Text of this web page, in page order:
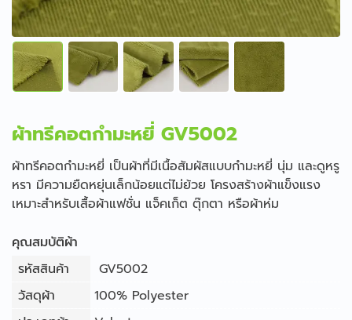
ผ้าทรีคอตกำมะหยี่ GV5002
ผ้าทรีคอตกำมะหยี่ เป็นผ้าที่มีเนื้อสัมผัสแบบกำมะหยี่ นุ่ม และดูหรู
หรา มีความยืดหยุ่นเล็กน้อยแต่ไม่ย้วย โครงสร้างผ้าแข็งแรง
เหมาะสำหรับเสื้อผ้าแฟชั่น แจ็คเก็ต ตุ๊กตา หรือผ้าห่ม
คุณสมบัติผ้า
รหัสสินค้า
GV5002
วัสดุผ้า
100% Polyester